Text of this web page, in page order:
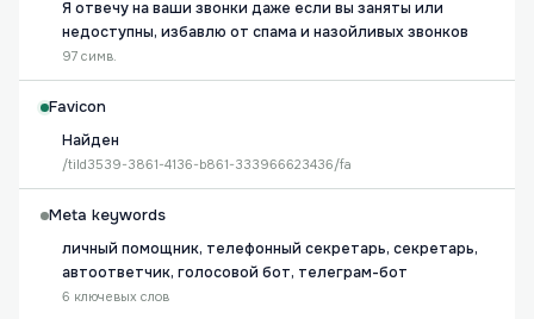
Я отвечу на ваши звонки даже если вы заняты или
недоступны, избавлю от спама и назойливых звонков
97 симв.
Favicon
Найден
/tild3539-3861-4136-b861-333966623436/fa
Meta keywords
личный помощник, телефонный секретарь, секретарь,
автоответчик, голосовой бот, телеграм-бот
6 ключевых слов